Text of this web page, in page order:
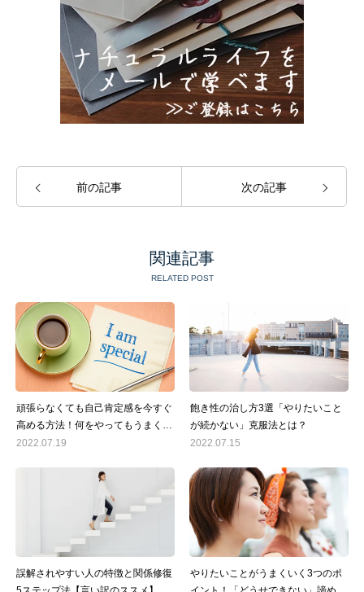
前の記事 次の記事
関連記事
RELATED POST
頑張らなくても自己肯定感を今すぐ
高める方法！何をやってもうまくい
かない人へ
2022.07.19
飽き性の治し方3選「やりたいこと
が続かない」克服法とは？
2022.07.15
誤解されやすい人の特徴と関係修復
やりたいことがうまくいく3つのポ